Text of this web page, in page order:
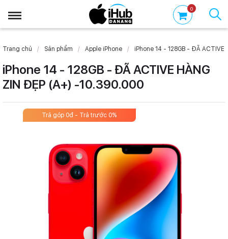
0
Trang chủ Sản phẩm Apple iPhone iPhone 14 - 128GB - ĐÃ ACTIVE
iPhone 14 - 128GB - ĐÃ ACTIVE HÀNG
ZIN ĐẸP (A+) -10.390.000
Trả góp 0đ - Trả trước 0%